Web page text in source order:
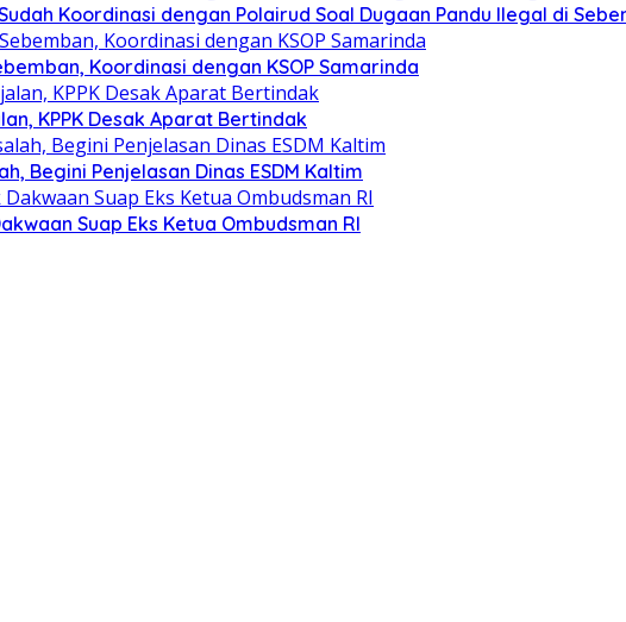
Koordinasi dengan Polairud Soal Dugaan Pandu Ilegal di
Koordinasi dengan KSOP Samarinda
KPPK Desak Aparat Bertindak
Begini Penjelasan Dinas ESDM Kaltim
Suap Eks Ketua Ombudsman RI